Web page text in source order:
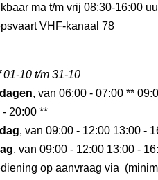
ma t/m vrij 08:30-16:00
VHF-kanaal 78
01-10 t/m 31-10
, van 06:00 - 07:00 **
- 20:00 **
, van 09:00 - 12:00 13:00 -
, van 09:00 - 12:00 13:00 -
op aanvraag via